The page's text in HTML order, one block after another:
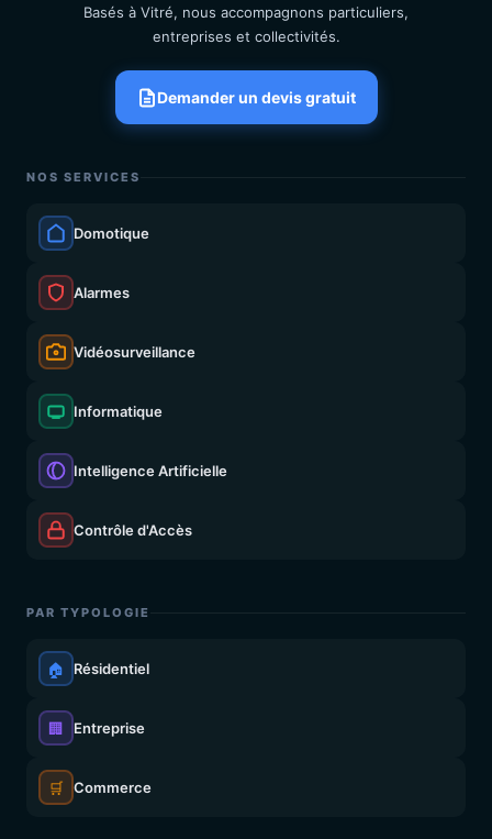
Basés à Vitré, nous accompagnons particuliers,
entreprises et collectivités.
Demander un devis gratuit
NOS SERVICES
Domotique
Alarmes
Vidéosurveillance
Informatique
Intelligence Artificielle
Contrôle d'Accès
PAR TYPOLOGIE
🏠 Résidentiel
🏢 Entreprise
🛒 Commerce